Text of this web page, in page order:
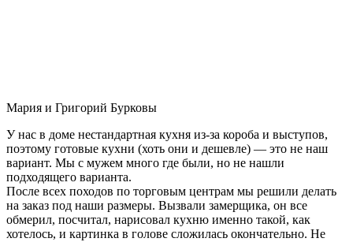
Мария и Григорий Бурковы
У нас в доме нестандартная кухня из-за короба и выступов,
поэтому готовые кухни (хоть они и дешевле) — это не наш
вариант. Мы с мужем много где были, но не нашли
подходящего варианта.
После всех походов по торговым центрам мы решили делать
на заказ под наши размеры. Вызвали замерщика, он все
обмерил, посчитал, нарисовал кухню именно такой, как
хотелось, и картинка в голове сложилась окончательно. Не